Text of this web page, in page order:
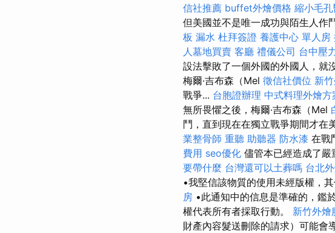
信社推薦 buffet外燴價格 縮小毛
但美國並不是唯一成功與陌生人作
板 漏水 杜拜簽證 養護中心 單人房
人墓地買賣 客廳 禮儀公司 台中壓
設法擊敗了一個外國的外國人，就
梅爾·吉布森（Mel 徵信社價位 新
戰爭... 台胞證辦理 中式料理外燴方
無所畏懼之後，梅爾·吉布森（Mel
鬥，直到現在在獨立戰爭期間才在
業整骨師 重聽 助聽器 防水漆 在戰
費用 seo優化 儘管本已經造成了嚴
要帶什麼 台灣還可以土葬嗎 台北
•我堅信該物質的使用未經版權，
房 •此通知中的信息是準確的，鑑
權代表所有者採取行動。 新竹外燴
財產內容髮送刪除的請求）可能會